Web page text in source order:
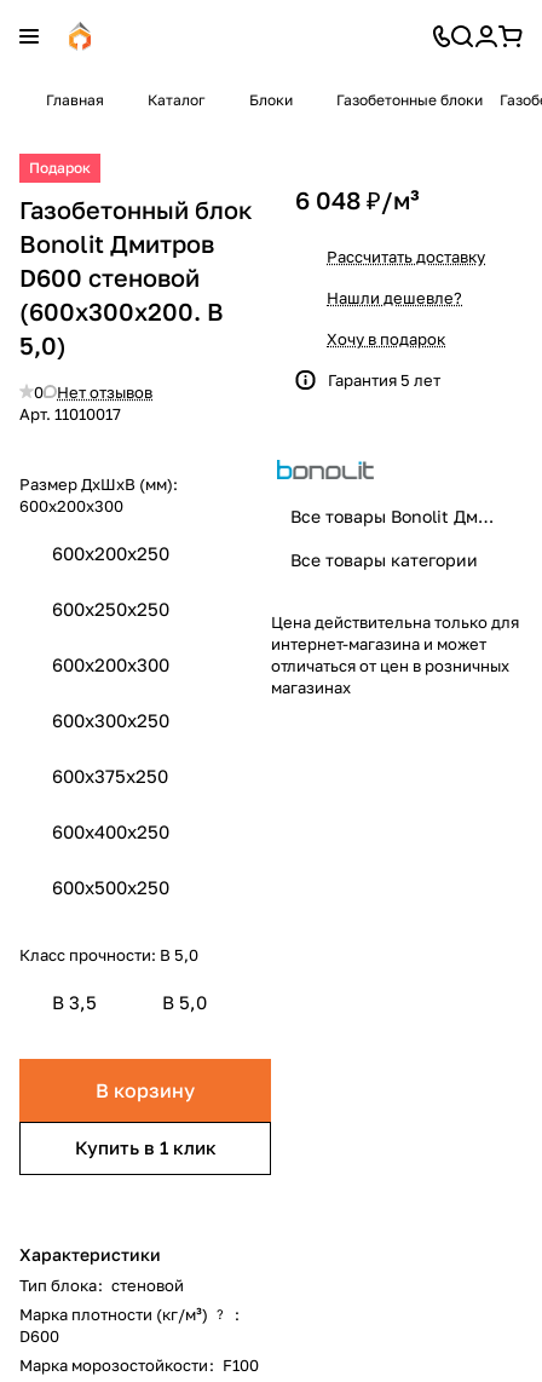
Главная Каталог Блоки Газобетонные блоки
Подарок
Газобетонный блок
Bonolit Дмитров
D600 стеновой
(600x300x200. B
5,0)
0
Нет отзывов
Арт. 11010017
Размер ДхШхВ (мм):
600x200x300
600x200x250
600x250x250
600x200x300
600x300x250
600x375x250
600x400x250
600x500x250
Класс прочности: B 5,0
B 3,5 B 5,0
В корзину
Купить в 1 клик
Характеристики
Тип блока: стеновой
Марка плотности (кг/м³)
?
:
D600
Марка морозостойкости: F100
6 048 ₽/м³
Рассчитать доставку
Нашли дешевле?
Хочу в подарок
Гарантия 5 лет
Все товары Bonolit Дмитров
Все товары категории
Цена действительна только для
интернет-магазина и может
отличаться от цен в розничных
магазинах